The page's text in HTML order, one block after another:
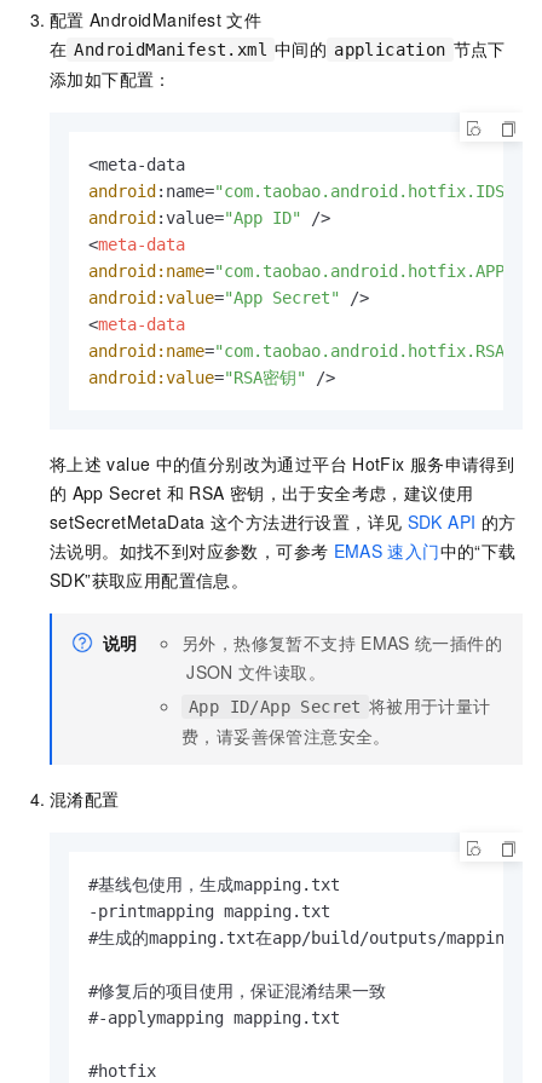
配置 AndroidManifest 文件
在 AndroidManifest.xml 中间的 application 节点下
添加如下配置：
android :name=
android :value="App ID"
<meta-data
android:name=
android:value="App Secret"
/>
<meta-data
android:name=
android:value="RSA密钥" />
将上述 value 中的值分别改为通过平台 HotFix 服务申请得到
的 App Secret 和 RSA 密钥，出于安全考虑，建议使用
setSecretMetaData 这个方法进行设置，详见 SDK API 的方
法说明。如找不到对应参数，可参考 EMAS 速入门中的“下载
SDK”获取应用配置信息。
说明 另外，热修复暂不支持 EMAS 统一插件的
JSON 文件读取。
App ID/App Secret 将被用于计量计
费，请妥善保管注意安全。
混淆配置
#基线包使用，生成mapping. txt
-printmapping mapping. txt
#生成的mapping. txt在app/build/outputs/mapping/
#修复后的项目使用，保证混淆结果一致
#-applymapping mapping. txt
#hotfix